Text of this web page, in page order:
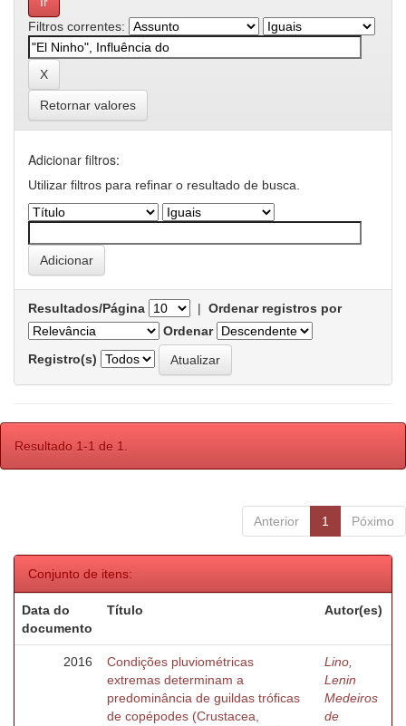
Filtros correntes:
Retornar valores
Adicionar filtros:
Utilizar filtros para refinar o resultado de busca.
Resultados/Página | Ordenar registros por
Ordenar
Registro(s)
Resultado 1-1 de 1.
Anterior 1 Póximo
Conjunto de itens:
Data do
documento
Título Autor(es)
2016
Condições pluviométricas
extremas determinam a
predominância de guildas tróficas
de copépodes (Crustacea,
Lino,
Lenin
Medeiros
de